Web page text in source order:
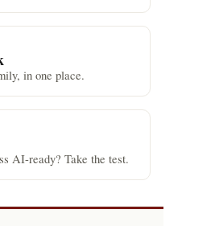
in one place.
AI-ready? Take the test.